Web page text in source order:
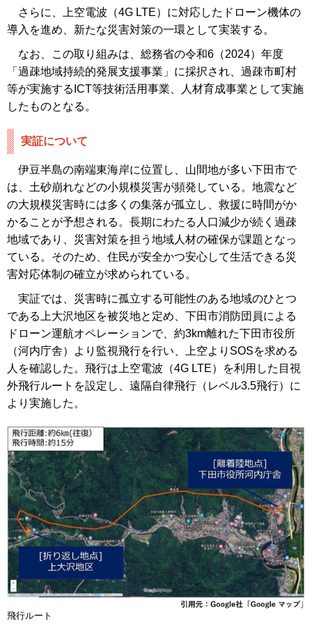
さらに、上空電波（4G LTE）に対応したドローン機体の
導入を進め、新たな災害対策の一環として実装する。
なお、この取り組みは、総務省の令和6（2024）年度
「過疎地域持続的発展支援事業」に採択され、過疎市町村
等が実施するICT等技術活用事業、人材育成事業として実施
したものとなる。
実証について
伊豆半島の南端東海岸に位置し、山間地が多い下田市で
は、土砂崩れなどの小規模災害が頻発している。地震など
の大規模災害時には多くの集落が孤立し、救援に時間がか
かることが予想される。長期にわたる人口減少が続く過疎
地域であり、災害対策を担う地域人材の確保が課題となっ
ている。そのため、住民が安全かつ安心して生活できる災
害対応体制の確立が求められている。
実証では、災害時に孤立する可能性のある地域のひとつ
である上大沢地区を被災地と定め、下田市消防団員による
ドローン運航オペレーションで、約3km離れた下田市役所
（河内庁舎）より監視飛行を行い、上空よりSOSを求める
人を確認した。飛行は上空電波（4G LTE）を利用した目視
外飛行ルートを設定し、遠隔自律飛行（レベル3.5飛行）に
より実施した。
飛行ルート